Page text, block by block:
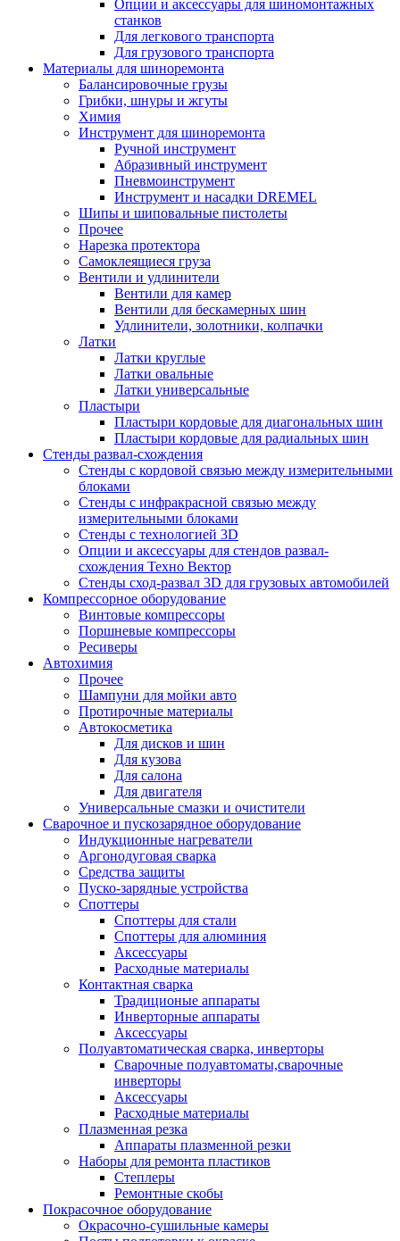
Опции и аксессуары для шиномонтажных
станков
Для легкового транспорта
Для грузового транспорта
Материалы для шиноремонта
Балансировочные грузы
Грибки, шнуры и жгуты
Химия
Инструмент для шиноремонта
Ручной инструмент
Абразивный инструмент
Пневмоинструмент
Инструмент и насадки DREMEL
Шипы и шиповальные пистолеты
Прочее
Нарезка протектора
Самоклеящиеся груза
Вентили и удлинители
Вентили для камер
Вентили для бескамерных шин
Удлинители, золотники, колпачки
Латки
Латки круглые
Латки овальные
Латки универсальные
Пластыри
Пластыри кордовые для диагональных шин
Пластыри кордовые для радиальных шин
Стенды развал-схождения
Стенды с кордовой связью между измерительными
блоками
Стенды с инфракрасной связью между
измерительными блоками
Стенды с технологией 3D
Опции и аксессуары для стендов развал-
схождения Техно Вектор
Стенды сход-развал 3D для грузовых автомобилей
Компрессорное оборудование
Винтовые компрессоры
Поршневые компрессоры
Ресиверы
Автохимия
Прочее
Шампуни для мойки авто
Протирочные материалы
Автокосметика
Для дисков и шин
Для кузова
Для салона
Для двигателя
Универсальные смазки и очистители
Сварочное и пускозарядное оборудование
Индукционные нагреватели
Аргонодуговая сварка
Средства защиты
Пуско-зарядные устройства
Споттеры
Споттеры для стали
Споттеры для алюминия
Аксессуары
Расходные материалы
Контактная сварка
Традиционые аппараты
Инверторные аппараты
Аксессуары
Полуавтоматическая сварка, инверторы
Сварочные полуавтоматы,сварочные
инверторы
Аксессуары
Расходные материалы
Плазменная резка
Аппараты плазменной резки
Наборы для ремонта пластиков
Степлеры
Ремонтные скобы
Покрасочное оборудование
Окрасочно-сушильные камеры